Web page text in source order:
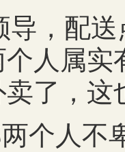
导，配
个人属实
卖了，这
个人不